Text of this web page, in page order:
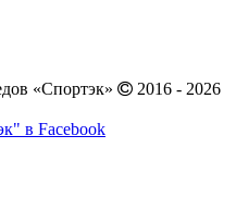
«Спортэк»
2016 - 2026